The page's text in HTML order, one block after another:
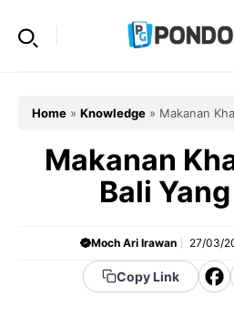
Home » Knowledge » Makanan
Makanan
Bali
Moch Ari Irawan 27/03/
Copy Link
F